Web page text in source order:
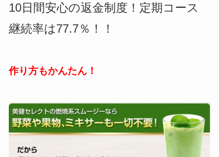
10日間安心の返金制度！定期コース
継続率は77.7％！！
作り方もかんたん！